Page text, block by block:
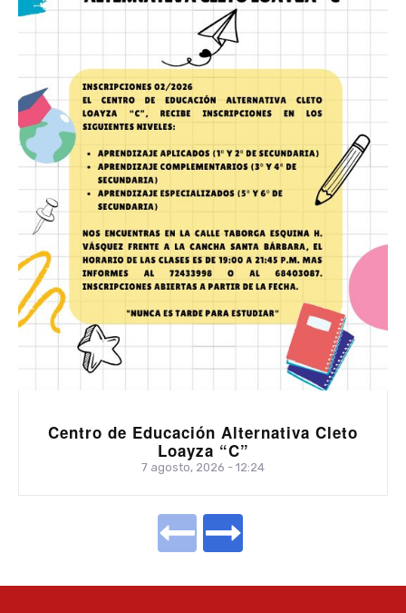
Centro de Educación Alternativa Cleto
Loayza “C”
7 agosto, 2026 - 12:24